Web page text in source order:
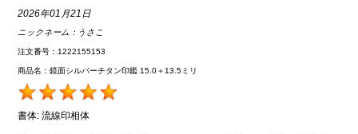
2026年01月21日
ニックネーム： うさこ
注文番号：1222155153
商品名：鏡面シルバーチタン印鑑 15.0＋13.5ミリ
書体: 流線印相体